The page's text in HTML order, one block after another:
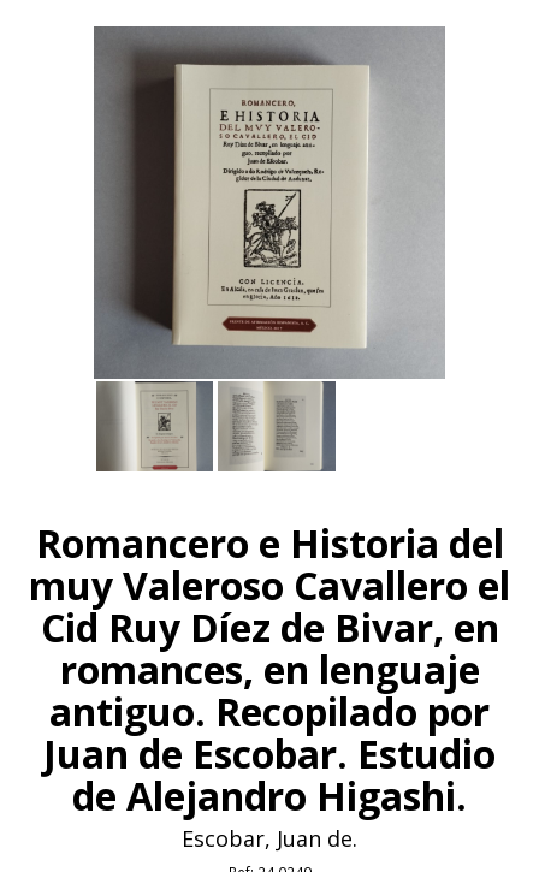
Romancero e Historia del
muy Valeroso Cavallero el
Cid Ruy Díez de Bivar, en
romances, en lenguaje
antiguo. Recopilado por
Juan de Escobar. Estudio
de Alejandro Higashi.
Escobar, Juan de.